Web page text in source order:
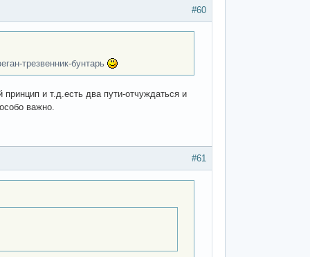
#60
трезвенник-бунтарь
и т.д.есть два пути-отчуждаться и
важно.
#61